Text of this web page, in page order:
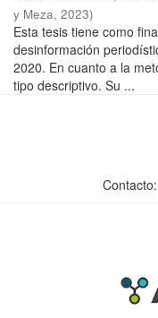
y Meza, 2023)
Esta tesis tiene como
desinformación
2020. En cuanto a la
tipo descriptivo. Su ...
Contacto: